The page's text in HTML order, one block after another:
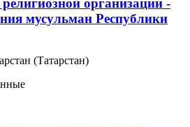
мусульман Республики
(Татарстан)